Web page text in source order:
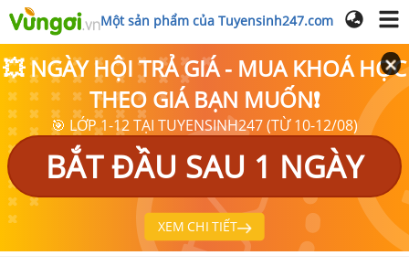
Một sản phẩm của Tuyensinh247.com
💥 NGÀY HỘI TRẢ GIÁ - MUA KHOÁ HỌC
THEO GIÁ BẠN MUỐN❗
🎯 LỚP 1-12 TẠI TUYENSINH247 (TỪ 10-12/08)
BẮT ĐẦU SAU 1 NGÀY
XEM CHI TIẾT